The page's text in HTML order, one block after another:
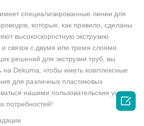
специализированные линии для
которые, как правило, сделаны
высокоскоростную экструзию
связок с двумя или тремя слоями.
решений для экструзии труб, вы
на Dekuma, чтобы иметь комплексные
для различных пластиковых
нашими пользовательские услуги
потребностей!
